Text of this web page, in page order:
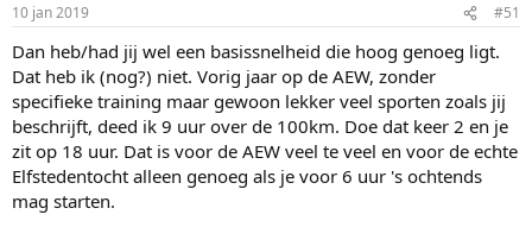
10 jan 2019 #51
Dan heb/had jij wel een basissnelheid die hoog genoeg ligt.
Dat heb ik (nog?) niet. Vorig jaar op de AEW, zonder
specifieke training maar gewoon lekker veel sporten zoals jij
beschrijft, deed ik 9 uur over de 100km. Doe dat keer 2 en je
zit op 18 uur. Dat is voor de AEW veel te veel en voor de echte
Elfstedentocht alleen genoeg als je voor 6 uur 's ochtends
mag starten.